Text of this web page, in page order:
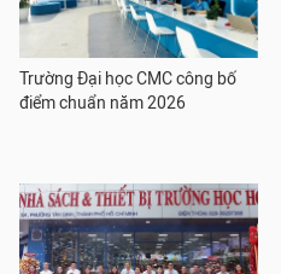
Trường Đại học CMC công bố
điểm chuẩn năm 2026